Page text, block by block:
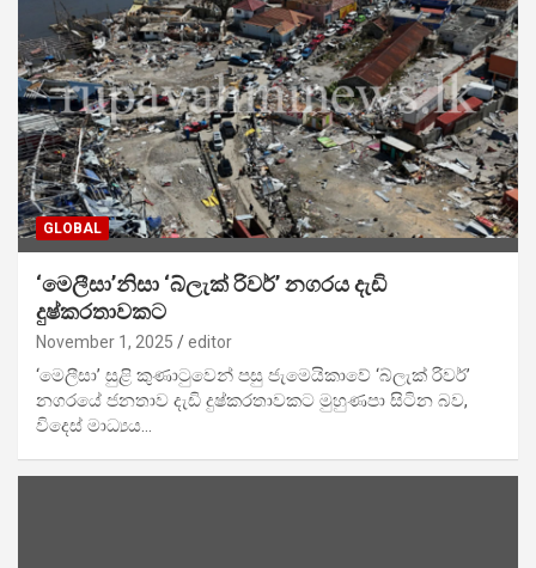
GLOBAL
‘මෙලීසා’නිසා ‘බ්ලැක් රිවර්’ නගරය දැඩි
දුෂ්කරතාවකට
November 1, 2025 editor
‘මෙලීසා’ සුළි කුණාටුවෙන් පසු ජැමෙයිකාවේ ‘බ්ලැක් රිවර්’
නගරයේ ජනතාව දැඩි දුෂ්කරතාවකට මුහුණපා සිටින බව,
විදෙස් මාධ්‍යය…